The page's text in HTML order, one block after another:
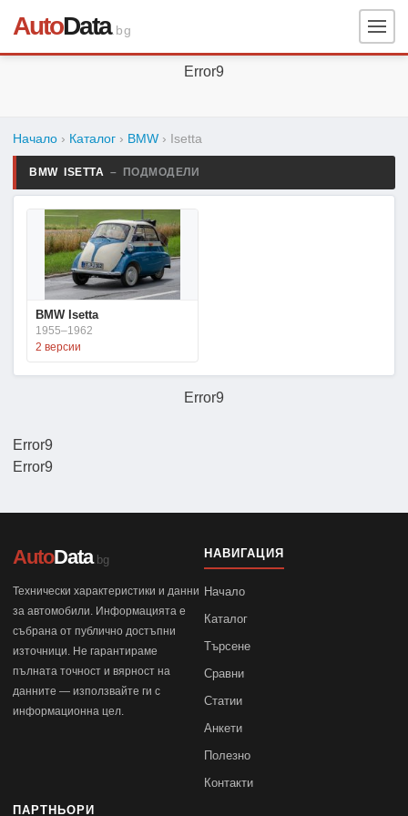
AutoData.bg
Error9
Error9
Начало › Каталог › BMW › Isetta
BMW ISETTA – ПОДМОДЕЛИ
BMW Isetta
1955–1962
2 версии
Error9
Error9
AutoData.bg
Технически характеристики и данни
за автомобили. Информацията е
събрана от публично достъпни
източници. Не гарантираме
пълната точност и вярност на
данните — използвайте ги с
информационна цел.
НАВИГАЦИЯ
Начало
Каталог
Търсене
Сравни
Статии
Анкети
Полезно
Контакти
ПАРТНЬОРИ